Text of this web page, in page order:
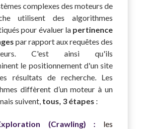
complexes des moteurs de
utilisent des algorithmes
pour évaluer lapertinence
par rapport aux requêtes des
C'est ainsi qu'ils
le positionnement d'un site
résultats de recherche. Les
diffèrent d’un moteur à un
suivent, tous, 3 étapes :
(Crawling) : les